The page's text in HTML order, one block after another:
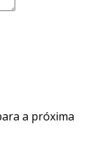
a próxima